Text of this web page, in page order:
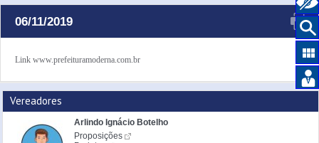
06/11/2019
Link www.prefeituramoderna.com.br
Vereadores
Arlindo Ignácio Botelho
Proposições